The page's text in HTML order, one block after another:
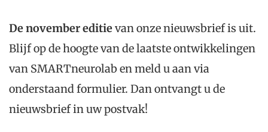
De november editievan onze nieuwsbrief is uit.
Blijf op de hoogte van de laatste ontwikkelingen
van SMARTneurolab en meld u aan via
onderstaand formulier. Dan ontvangt u de
nieuwsbrief in uw postvak!